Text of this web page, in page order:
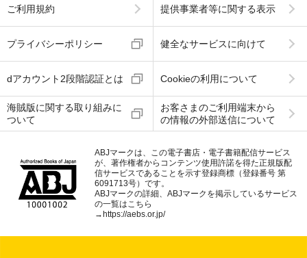
ご利用規約 提供事業者等に関する表示
プライバシーポリシー 健全なサービスに向けて
dアカウント2段階認証とは Cookieの利用について
海賊版に関する取り組みに
ついて
お客さまのご利用端末から
の情報の外部送信について
ABJマークは、この電子書店・電子書籍配信サービス
が、著作権者からコンテンツ使用許諾を得た正規版配
信サービスであることを示す登録商標（登録番号 第
6091713号）です。
ABJマークの詳細、ABJマークを掲示しているサービス
の一覧はこちら
→https://aebs.or.jp/